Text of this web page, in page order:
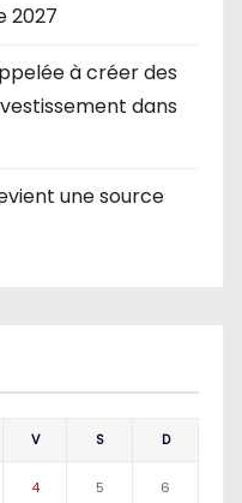
2027
à créer des
dans
une source
V S D
4 5 6